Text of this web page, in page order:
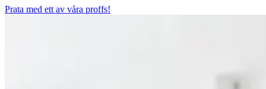
Prata med ett av våra proffs!